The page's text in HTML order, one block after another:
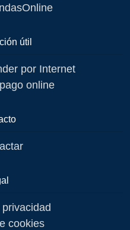
útil
por Internet
online
cookies